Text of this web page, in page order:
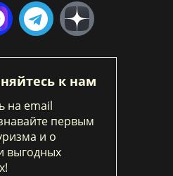
к нам
на email
первым
и о
выгодных